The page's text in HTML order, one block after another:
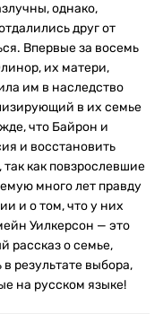
однако,
друг от
Впервые за восемь
их матери,
им в наследство
в их семье
что Байрон и
и восстановить
как повзрослевшие
много лет правду
и о том, что у них
Уилкерсон — это
рассказ о семье,
результате выбора,
на русском языке!